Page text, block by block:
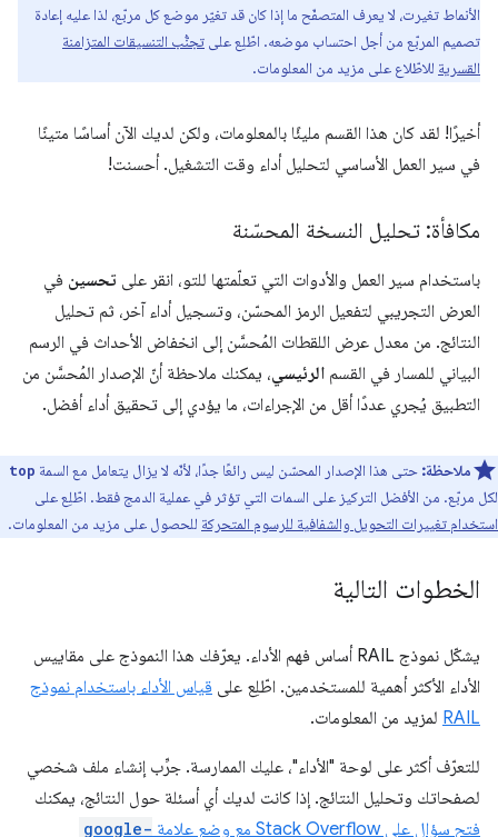
الأنماط تغيرت، لا يعرف المتصفّح ما إذا كان قد تغيّر موضع كل مربّع، لذا عليه إعادة
تصميم المربّع من أجل احتساب موضعه. اطّلِع على تجنُّب التنسيقات المتزامنة
القسرية للاطّلاع على مزيد من المعلومات.
أخيرًا! لقد كان هذا القسم مليئًا بالمعلومات، ولكن لديك الآن أساسًا متينًا
في سير العمل الأساسي لتحليل أداء وقت التشغيل. أحسنت!
مكافأة: تحليل النسخة المحسّنة
باستخدام سير العمل والأدوات التي تعلّمتها للتو، انقر على تحسين في
العرض التجريبي لتفعيل الرمز المحسّن، وتسجيل أداء آخر، ثم تحليل
النتائج. من معدل عرض اللقطات المُحسَّن إلى انخفاض الأحداث في الرسم
البياني للمسار في القسم الرئيسي، يمكنك ملاحظة أنّ الإصدار المُحسَّن من
التطبيق يُجري عددًا أقل من الإجراءات، ما يؤدي إلى تحقيق أداء أفضل.
ملاحظة: حتى هذا الإصدار المحسّن ليس رائعًا جدًا، لأنّه لا يزال يتعامل مع السمة top
لكل مربّع. من الأفضل التركيز على السمات التي تؤثر في عملية الدمج فقط. اطّلِع على
استخدام تغييرات التحويل والشفافية للرسوم المتحركة للحصول على مزيد من المعلومات.
الخطوات التالية
يشكّل نموذج RAIL أساس فهم الأداء. يعرّفك هذا النموذج على مقاييس
الأداء الأكثر أهمية للمستخدمين. اطّلِع على قياس الأداء باستخدام نموذج
RAIL لمزيد من المعلومات.
للتعرّف أكثر على لوحة "الأداء"، عليك الممارسة. جرِّب إنشاء ملف شخصي
لصفحاتك وتحليل النتائج. إذا كانت لديك أي أسئلة حول النتائج، يمكنك
فتح سؤال على Stack Overflow مع وضع علامة
google-